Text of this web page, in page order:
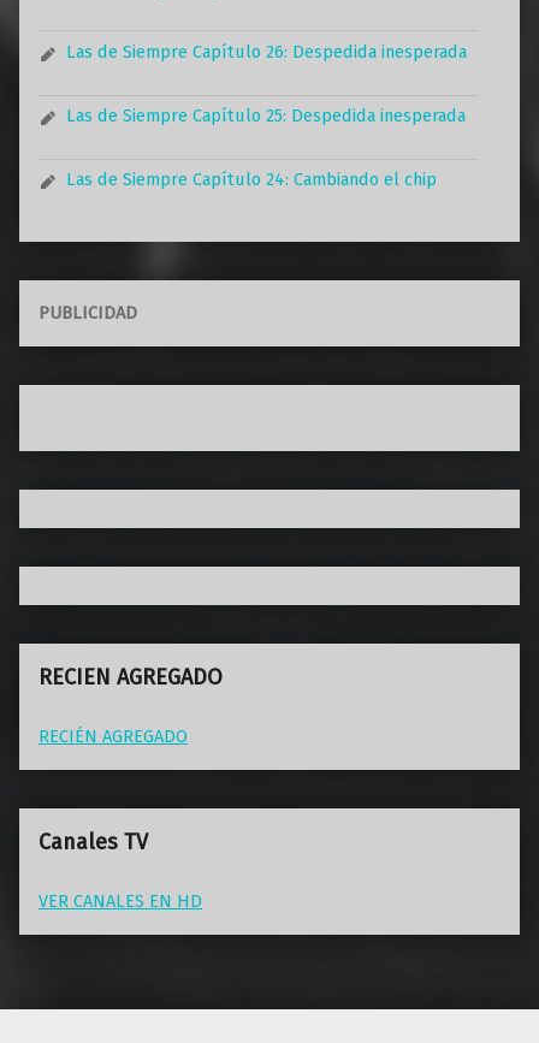
Las de Siempre Capítulo 26: Despedida inesperada
Las de Siempre Capítulo 25: Despedida inesperada
Las de Siempre Capítulo 24: Cambiando el chip
PUBLICIDAD
RECIEN AGREGADO
RECIÉN AGREGADO
Canales TV
VER CANALES EN HD